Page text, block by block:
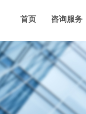
首页 咨询服务